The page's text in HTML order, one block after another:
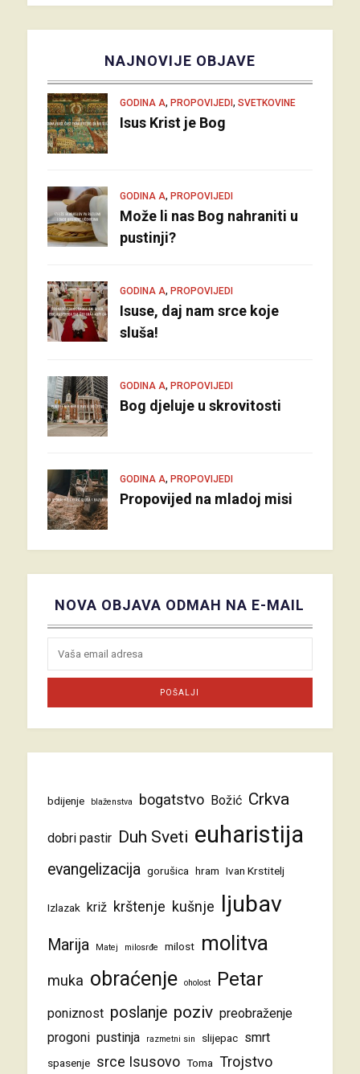
NAJNOVIJE OBJAVE
GODINA A, PROPOVIJEDI , SVETKOVINE
Isus Krist je Bog
GODINA A, PROPOVIJEDI
Može li nas Bog nahraniti u
pustinji?
GODINA A, PROPOVIJEDI
Isuse, daj nam srce koje
sluša!
GODINA A, PROPOVIJEDI
Bog djeluje u skrovitosti
GODINA A, PROPOVIJEDI
Propovijed na mladoj misi
NOVA OBJAVA ODMAH NA E-MAIL
bdijenje blaženstva bogatstvo Božić Crkva
dobri pastir Duh Sveti euharistija
evangelizacija gorušica hram Ivan Krstitelj
Izlazak križ krštenje kušnje ljubav
Marija Matej milosrđe milost molitva
muka obraćenje oholost Petar
poniznost poslanje poziv preobraženje
progoni pustinja razmetni sin slijepac smrt
spasenje srce Isusovo Toma Trojstvo